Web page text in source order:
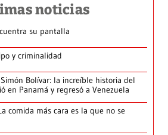
noticias
su pantalla​
y criminalidad
Bolívar: la increíble historia del
en Panamá y regresó a Venezuela
comida más cara es la que no se